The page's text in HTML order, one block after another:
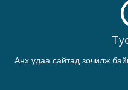
Анх удаа сайтад зочилж